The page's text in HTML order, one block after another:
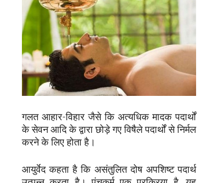
गलत आहार-विहार जैसे कि अत्यधिक मादक पदार्थों
के सेवन आदि के द्वारा छोड़े गए विषैले पदार्थों से निर्मल
करने के लिए होता है।
आयुर्वेद कहता है कि असंतुलित दोष अपशिष्ट पदार्थ